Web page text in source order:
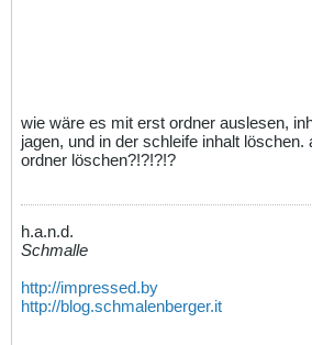
wie wäre es mit erst ordner auslesen,
jagen, und in der schleife inhalt
ordner löschen?!?!?!?
h.a.n.d.
Schmalle
http://impressed.by
http://blog.schmalenberger.it